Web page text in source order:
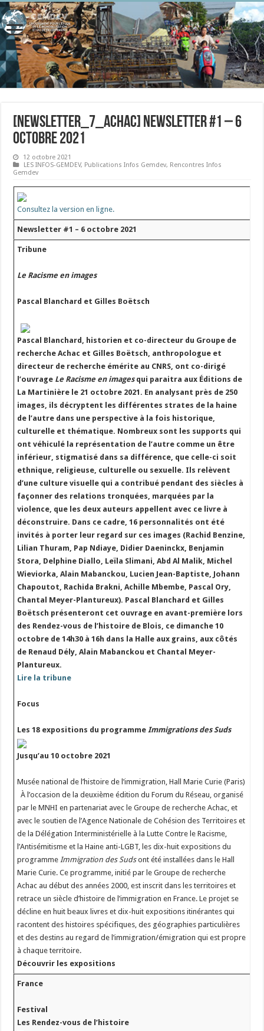
[newsletter_7_achac] Newsletter #1 – 6
octobre 2021
12 octobre 2021
LES INFOS-GEMDEV, Publications Infos Gemdev, Rencontres Infos
Gemdev
Consultez la version en ligne.
Newsletter #1 – 6 octobre 2021
Tribune
Le Racisme en images
Pascal Blanchard et Gilles Boëtsch
Pascal Blanchard, historien et co-directeur du Groupe de
recherche Achac et Gilles Boëtsch, anthropologue et
directeur de recherche émérite au CNRS, ont co-dirigé
l’ouvrage Le Racisme en imagesqui paraitra aux Éditions de
La Martinière le 21 octobre 2021. En analysant près de 250
images, ils décryptent les différentes strates de la haine
de l’autre dans une perspective à la fois historique,
culturelle et thématique. Nombreux sont les supports qui
ont véhiculé la représentation de l’autre comme un être
inférieur, stigmatisé dans sa différence, que celle-ci soit
ethnique, religieuse, culturelle ou sexuelle. Ils relèvent
d’une culture visuelle qui a contribué pendant des siècles à
façonner des relations tronquées, marquées par la
violence, que les deux auteurs appellent avec ce livre à
déconstruire. Dans ce cadre, 16 personnalités ont été
invités à porter leur regard sur ces images (Rachid Benzine,
Lilian Thuram, Pap Ndiaye, Didier Daeninckx, Benjamin
Stora, Delphine Diallo, Leïla Slimani, Abd Al Malik, Michel
Wieviorka, Alain Mabanckou, Lucien Jean-Baptiste, Johann
Chapoutot, Rachida Brakni, Achille Mbembe, Pascal Ory,
Chantal Meyer-Plantureux). Pascal Blanchard et Gilles
Boëtsch présenteront cet ouvrage en avant-première lors
des Rendez-vous de l’histoire de Blois, ce dimanche 10
octobre de 14h30 à 16h dans la Halle aux grains, aux côtés
de Renaud Dély, Alain Mabanckou et Chantal Meyer-
Plantureux.
Lire la tribune
Focus
Les 18 expositions du programme Immigrations des Suds
Jusqu’au 10 octobre 2021
Musée national de l’histoire de l’immigration, Hall Marie Curie (Paris)
À l’occasion de la deuxième édition du Forum du Réseau, organisé
par le MNHI en partenariat avec le Groupe de recherche Achac, et
avec le soutien de l’Agence Nationale de Cohésion des Territoires et
de la Délégation Interministérielle à la Lutte Contre le Racisme,
l’Antisémitisme et la Haine anti-LGBT, les dix-huit expositions du
programmeImmigration des Sudsont été installées dans le Hall
Marie Curie. Ce programme, initié par le Groupe de recherche
Achac au début des années 2000, est inscrit dans les territoires et
retrace un siècle d’histoire de l’immigration en France. Le projet se
décline en huit beaux livres et dix-huit expositions itinérantes qui
racontent des histoires spécifiques, des géographies particulières
et des destins au regard de l’immigration/émigration qui est propre
à chaque territoire.
Découvrir les expositions
France
Festival
Les Rendez-vous de l’histoire